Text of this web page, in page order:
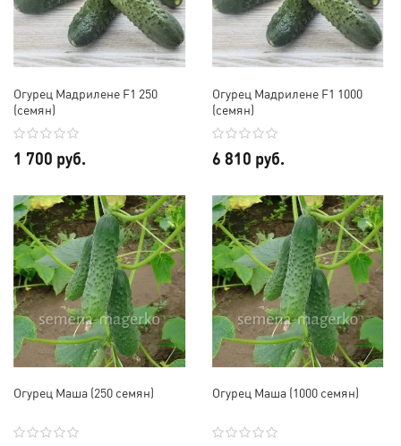
Огурец Мадрилене F1 250
(семян)
1 700 руб.
Огурец Мадрилене F1 1000
(семян)
6 810 руб.
Огурец Маша (250 семян) Огурец Маша (1000 семян)